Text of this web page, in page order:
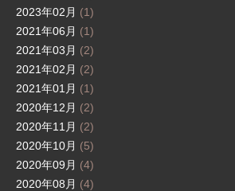
2023年02月 (1)
2021年06月 (1)
2021年03月 (2)
2021年02月 (2)
2021年01月 (1)
2020年12月 (2)
2020年11月 (2)
2020年10月 (5)
2020年09月 (4)
2020年08月 (4)